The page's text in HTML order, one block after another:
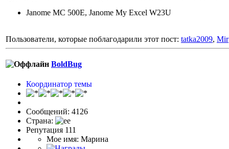
Janome MC 500E, Janome My Excel W23U
Пользователи, которые поблагодарили этот пост: tatka2009, Mir
BoldBug
Координатор темы
Сообщений: 4126
Страна:
Репутация 111
Мое имя: Марина